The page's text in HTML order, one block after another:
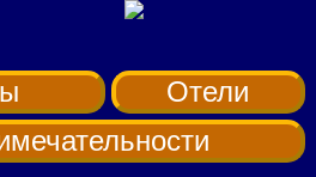
Отели